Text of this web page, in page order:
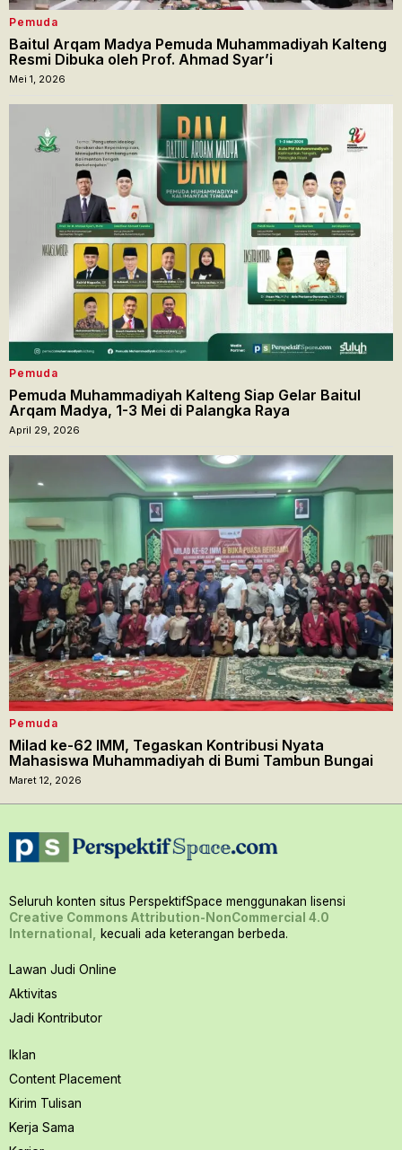
Pemuda
Baitul Arqam Madya Pemuda Muhammadiyah Kalteng
Resmi Dibuka oleh Prof. Ahmad Syar’i
Mei 1, 2026
Pemuda
Pemuda Muhammadiyah Kalteng Siap Gelar Baitul
Arqam Madya, 1-3 Mei di Palangka Raya
April 29, 2026
Pemuda
Milad ke-62 IMM, Tegaskan Kontribusi Nyata
Mahasiswa Muhammadiyah di Bumi Tambun Bungai
Maret 12, 2026
Seluruh konten situs PerspektifSpace menggunakan lisensi
Creative Commons Attribution-NonCommercial 4.0
International,
kecuali ada keterangan berbeda.
Lawan Judi Online
Aktivitas
Jadi Kontributor
Iklan
Content Placement
Kirim Tulisan
Kerja Sama